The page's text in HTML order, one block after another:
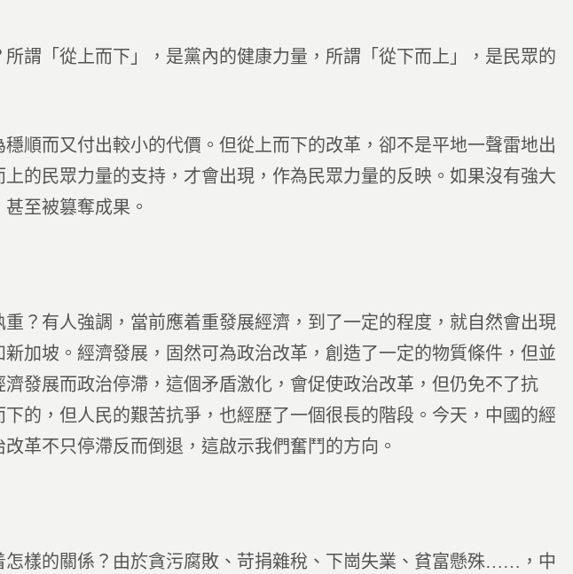
「從上而下」，是黨內的健康力量，所謂「從下而上」，是民眾的
而又付出較小的代價。但從上而下的改革，卻不是平地一聲雷地出
的民眾力量的支持，才會出現，作為民眾力量的反映。如果沒有強大
至被篡奪成果。
有人強調，當前應着重發展經濟，到了一定的程度，就自然會出現
加坡。經濟發展，固然可為政治改革，創造了一定的物質條件，但並
發展而政治停滯，這個矛盾激化，會促使政治改革，但仍免不了抗
的，但人民的艱苦抗爭，也經歷了一個很長的階段。今天，中國的經
革不只停滯反而倒退，這啟示我們奮鬥的方向。
樣的關係？由於貪污腐敗、苛捐雜稅、下崗失業、貧富懸殊……，中